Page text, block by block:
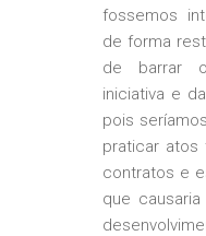
fossemos
de forma
de barrar
iniciativa e
pois
praticar atos
contratos e
que